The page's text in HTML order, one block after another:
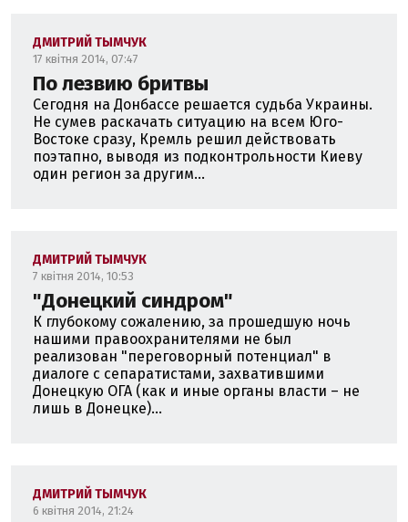
ДМИТРИЙ ТЫМЧУК
17 квітня 2014, 07:47
По лезвию бритвы
Сегодня на Донбассе решается судьба Украины.
Не сумев раскачать ситуацию на всем Юго-
Востоке сразу, Кремль решил действовать
поэтапно, выводя из подконтрольности Киеву
один регион за другим...
ДМИТРИЙ ТЫМЧУК
7 квітня 2014, 10:53
"Донецкий синдром"
К глубокому сожалению, за прошедшую ночь
нашими правоохранителями не был
реализован "переговорный потенциал" в
диалоге с сепаратистами, захватившими
Донецкую ОГА (как и иные органы власти – не
лишь в Донецке)...
ДМИТРИЙ ТЫМЧУК
6 квітня 2014, 21:24